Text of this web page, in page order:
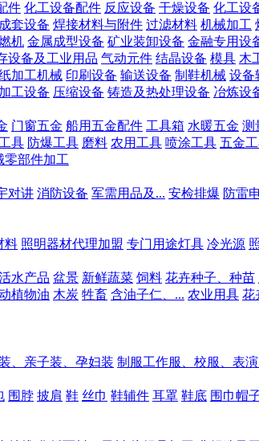
件 化工设备配件 反应设备 干燥设备 化工设
套设备 焊接材料与附件 过滤材料 机械加工
机 金属成型设备 矿业装卸设备 金融专用设
设备及工业用品 气动元件 结晶设备 模具 木
加工机械 印刷设备 输送设备 制鞋机械 设备
工设备 压缩设备 铸造及热处理设备 冶炼设
门窗五金 船用五金配件 工具箱 水暖五金 测
具 防爆工具 磨料 农用工具 喷涂工具 五金
零部件加工
对讲 消防设备 军需用品及... 安检排爆 防雷
料 照明器材代理加盟 专门用途灯具 冷光源
水产品 盆景 新鲜蔬菜 饲料 花卉种子、种苗
植物油 木炭 牲畜 含油子仁、... 农业用具 花
、亲子装、孕妇装 制服工作服、校服、表演
围脖 披肩 鞋 丝巾 鞋辅件 耳罩 鞋底 围巾帽